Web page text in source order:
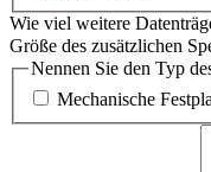
Wie viel weitere
Größe des zusätzlichen
Nennen Sie den Typ
Mechanische